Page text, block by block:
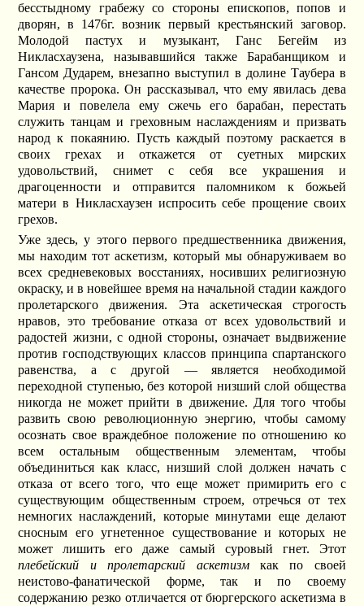
бесстыдному грабежу со стороны епископов, попов и
дворян, в 1476г. возник первый крестьянский заговор.
Молодой пастух и музыкант, Ганс Бегейм из
Никласхаузена, называвшийся также Барабанщиком и
Гансом Дударем, внезапно выступил в долине Таубера в
качестве пророка. Он рассказывал, что ему явилась дева
Мария и повелела ему сжечь его барабан, перестать
служить танцам и греховным наслаждениям и призвать
народ к покаянию. Пусть каждый поэтому раскается в
своих грехах и откажется от суетных мирских
удовольствий, снимет с себя все украшения и
драгоценности и отправится паломником к божьей
матери в Никласхаузен испросить себе прощение своих
грехов.
Уже здесь, у этого первого предшественника движения,
мы находим тот аскетизм, который мы обнаруживаем во
всех средневековых восстаниях, носивших религиозную
окраску, и в новейшее время на начальной стадии каждого
пролетарского движения. Эта аскетическая строгость
нравов, это требование отказа от всех удовольствий и
радостей жизни, с одной стороны, означает выдвижение
против господствующих классов принципа спартанского
равенства, а с другой — является необходимой
переходной ступенью, без которой низший слой общества
никогда не может прийти в движение. Для того чтобы
развить свою революционную энергию, чтобы самому
осознать свое враждебное положение по отношению ко
всем остальным общественным элементам, чтобы
объединиться как класс, низший слой должен начать с
отказа от всего того, что еще может примирить его с
существующим общественным строем, отречься от тех
немногих наслаждений, которые минутами еще делают
сносным его угнетенное существование и которых не
может лишить его даже самый суровый гнет. Этот
плебейский и пролетарский аскетизмкак по своей
неистово-фанатической форме, так и по своему
содержанию резко отличается от бюргерского аскетизма в